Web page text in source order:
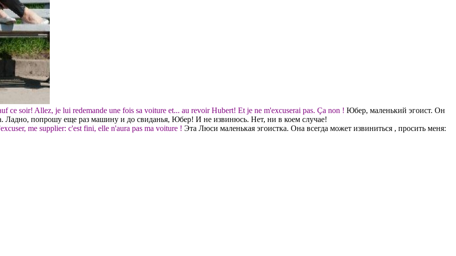
ce soir! Allez, je lui redemande une fois sa voiture et... au revoir Hubert! Et je ne m'excuserai pas. Ça non ! Юбер, маленький эгоист. Он
Ладно, попрошу еще раз машину и до свиданья, Юбер! И не извинюсь. Нет, ни в коем случае!
me supplier: c'est fini, elle n'aura pas ma voiture ! Эта Люси маленькая эгоистка. Она всегда может извиниться , просить меня: